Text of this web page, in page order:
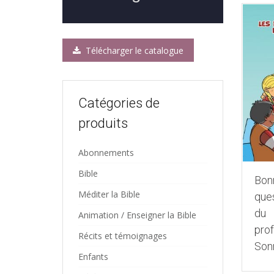
du
Télécharger le catalogue
Catégories de
produits
Abonnements
Bible
Méditer la Bible
Animation / Enseigner la Bible
Récits et témoignages
Enfants